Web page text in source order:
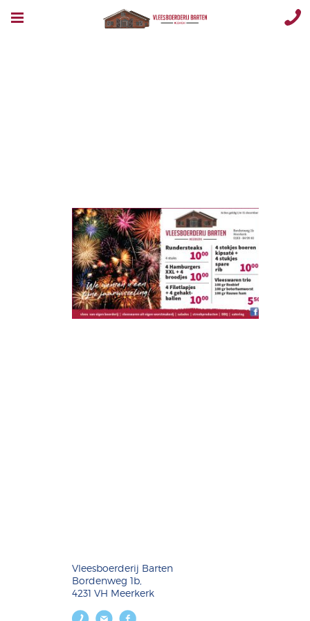
Vleesboerderij Barten
Bordenweg 1b,
4231 VH Meerkerk